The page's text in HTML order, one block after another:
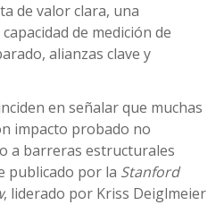
de valor clara, una
de medición de
alianzas clave y
en señalar que muchas
impacto probado no
a barreras estructurales
publicado por la Stanford
, liderado por Kriss Deiglmeier